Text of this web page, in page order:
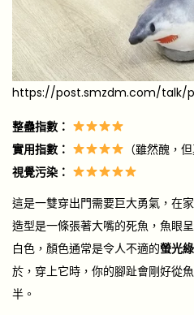
https://post.smzdm.com/talk/
整蠱指數：
實用指數：
（雖然醜，
視覺污染：
這是一雙穿出門需要巨大勇氣，在
造型是一條張著大嘴的死魚，魚眼
白色，顏色通常是令人不適的螢光綠
於，穿上它時，你的腳趾會剛好從
半。